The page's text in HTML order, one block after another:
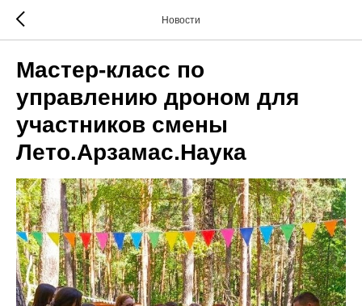
Новости
Мастер-класс по
управлению дроном для
участников смены
Лето.Арзамас.Наука